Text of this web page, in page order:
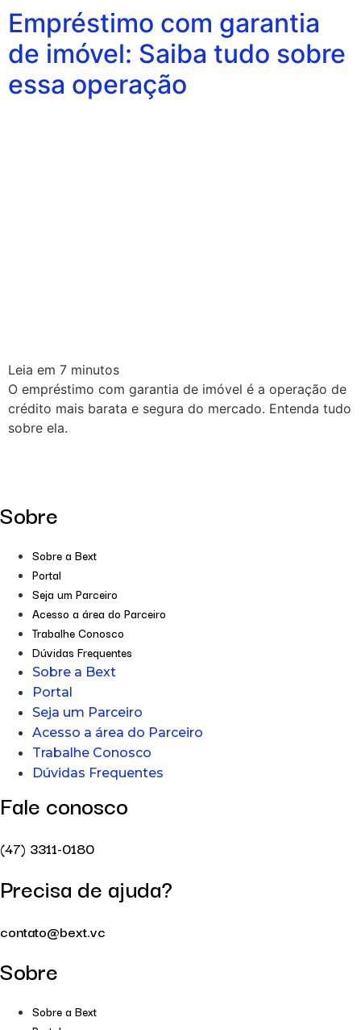
Empréstimo com garantia
de imóvel: Saiba tudo sobre
essa operação
Leia em 7 minutos
O empréstimo com garantia de imóvel é a operação de
crédito mais barata e segura do mercado. Entenda tudo
sobre ela.
Sobre
Sobre a Bext
Portal
Seja um Parceiro
Acesso a área do Parceiro
Trabalhe Conosco
Dúvidas Frequentes
Sobre a Bext
Portal
Seja um Parceiro
Acesso a área do Parceiro
Trabalhe Conosco
Dúvidas Frequentes
Fale conosco
(47) 3311-0180
Precisa de ajuda?
contato@bext.vc
Sobre
Sobre a Bext